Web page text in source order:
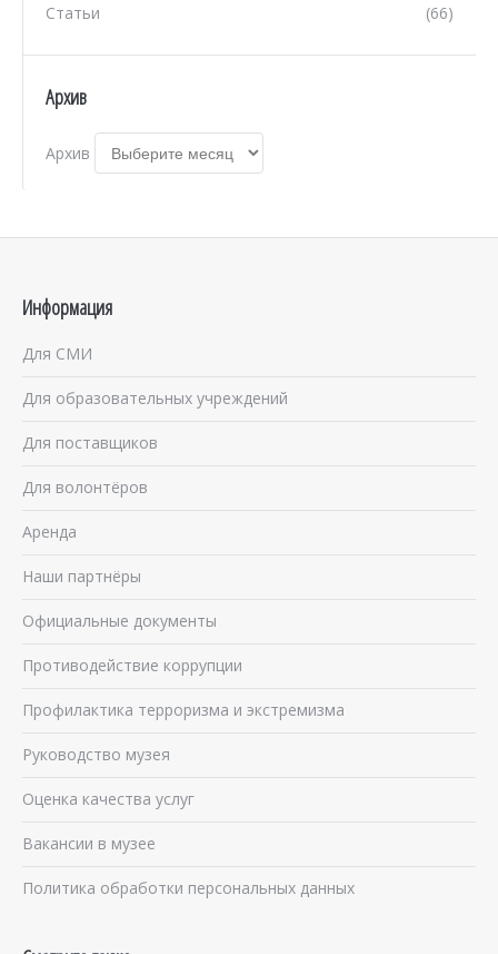
(66)
Статьи
Архив
Архив
Информация
Для СМИ
Для образовательных учреждений
Для поставщиков
Для волонтёров
Аренда
Наши партнёры
Официальные документы
Противодействие коррупции
Профилактика терроризма и экстремизма
Руководство музея
Оценка качества услуг
Вакансии в музее
Политика обработки персональных данных